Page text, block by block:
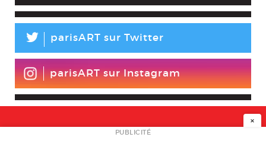
L parisART sur Twitter
parisART sur Instagram
NEWSLETTER
×
PUBLICITÉ